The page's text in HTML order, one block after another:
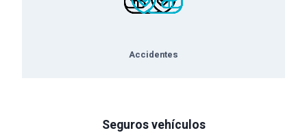
Accidentes
Seguros vehículos